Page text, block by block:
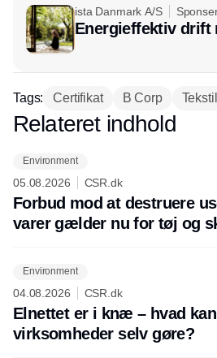
ista Danmark A/S
Energieffektiv drift
Tags: Certifikat B Corp
Annonce
Relateret indhold
Environment
05.08.2026 CSR.dk
Forbud mod at destruere
varer gælder nu for tøj og
Environment
04.08.2026 CSR.dk
Elnettet er i knæ – hvad kan
virksomheder selv gøre?